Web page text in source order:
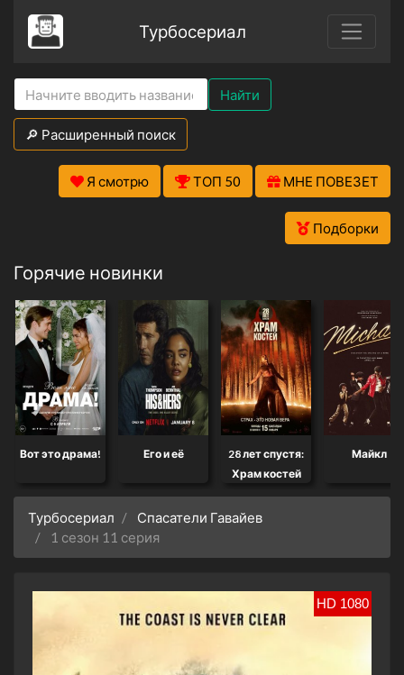
Турбосериал
Найти
🔎 Расширенный поиск
Я смотрю ТОП 50 МНЕ ПОВЕЗЕТ
Подборки
Горячие новинки
Вот это драма! Его и её
28 лет спустя:
Храм костей
Майкл
Турбосериал
Спасатели Гавайев
1 сезон 11 серия
HD 1080